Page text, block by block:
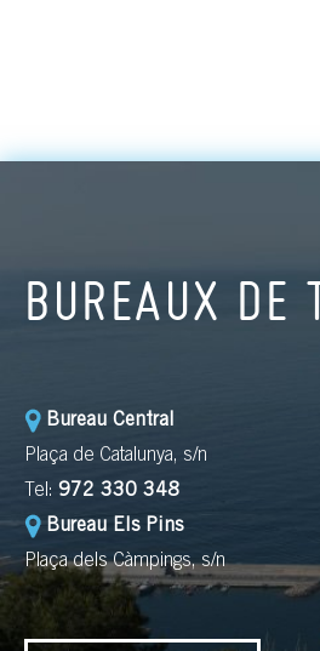
BUREAUX DE
Bureau Central
Plaça de Catalunya, s/n
Tel: 972 330 348
Bureau Els Pins
Plaça dels Càmpings, s/n